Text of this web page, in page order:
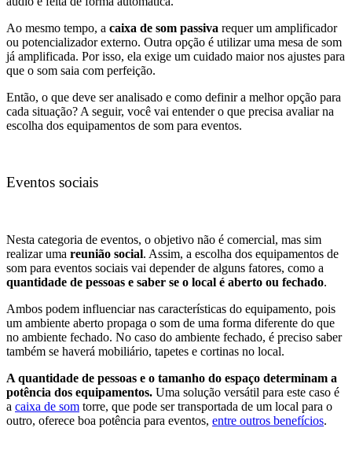
Ao mesmo tempo, a caixa de som passiva requer um amplificador
ou potencializador externo. Outra opção é utilizar uma mesa de som
já amplificada. Por isso, ela exige um cuidado maior nos ajustes para
que o som saia com perfeição.
Então, o que deve ser analisado e como definir a melhor opção para
cada situação? A seguir, você vai entender o que precisa avaliar na
escolha dos equipamentos de som para eventos.
Eventos sociais
Nesta categoria de eventos, o objetivo não é comercial, mas sim
realizar uma reunião social. Assim, a escolha dos equipamentos de
som para eventos sociais vai depender de alguns fatores, como a
quantidade de pessoas e saber se o local é aberto ou fechado.
Ambos podem influenciar nas características do equipamento, pois
um ambiente aberto propaga o som de uma forma diferente do que
no ambiente fechado. No caso do ambiente fechado, é preciso saber
também se haverá mobiliário, tapetes e cortinas no local.
A quantidade de pessoas e o tamanho do espaço determinam a
potência dos equipamentos. Uma solução versátil para este caso é
a caixa de som torre, que pode ser transportada de um local para o
outro, oferece boa potência para eventos, entre outros benefícios.